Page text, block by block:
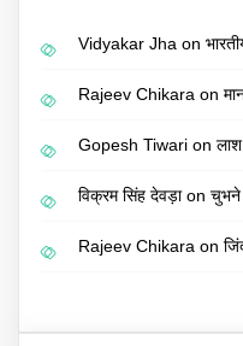
Vidyakar Jha on
Rajeev Chikara on
Gopesh Tiwari on
विक्रम सिंह देवड़ाon चुभने
Rajeev Chikara on